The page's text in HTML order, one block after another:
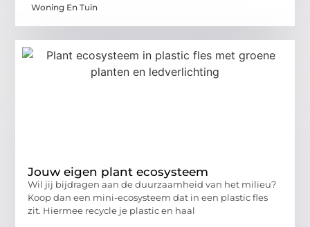
Woning En Tuin
Jouw eigen plant ecosysteem
Wil jij bijdragen aan de duurzaamheid van het milieu?
Koop dan een mini-ecosysteem dat in een plastic fles
zit. Hiermee recycle je plastic en haal